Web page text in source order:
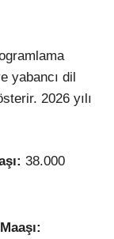
yabancı dil
2026 yılı
38.000